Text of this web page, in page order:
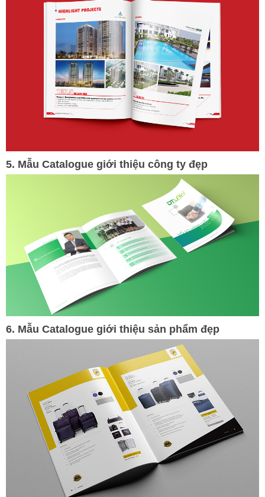
5. Mẫu Catalogue giới thiệu công ty đẹp
6. Mẫu Catalogue giới thiệu sản phẩm đẹp